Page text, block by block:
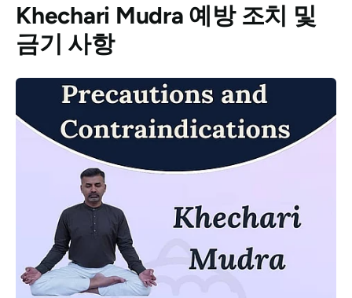
Khechari Mudra 예방 조치 및
금기 사항